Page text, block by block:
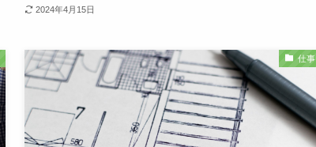
2024年4月15日
仕事